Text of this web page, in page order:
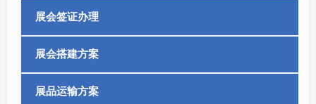
展会签证办理
展会搭建方案
展品运输方案